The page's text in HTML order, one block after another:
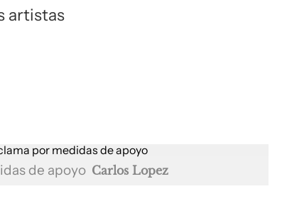
artistas
de apoyo Carlos Lopez